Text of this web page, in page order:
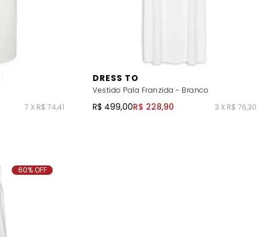
7 X R$ 74,41
DRESS TO
Vestido Pala Franzida - Branco
R$ 499,00R$ 228,90 3 X R$ 76,30
60% OFF